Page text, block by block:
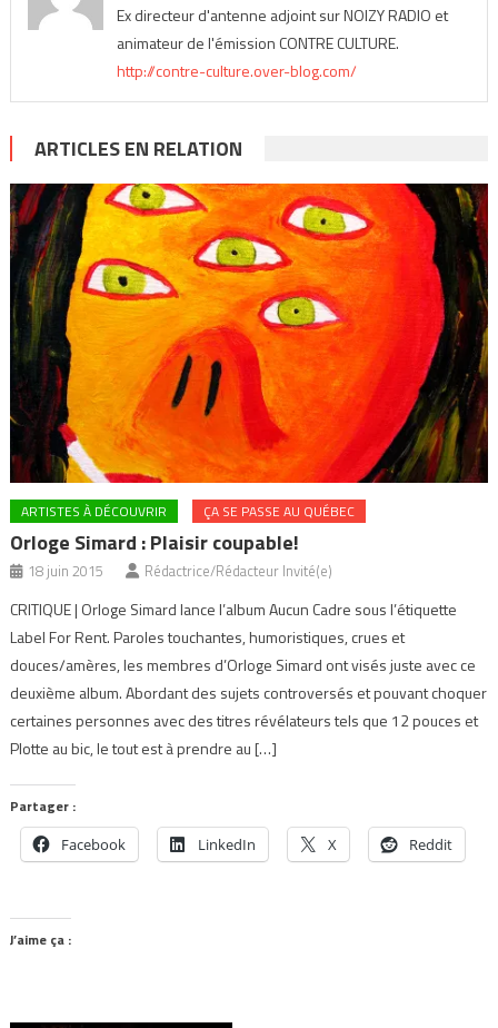
Ex directeur d'antenne adjoint sur NOIZY RADIO et
animateur de l'émission CONTRE CULTURE.
http://contre-culture.over-blog.com/
ARTICLES EN RELATION
ARTISTES À DÉCOUVRIR ÇA SE PASSE AU QUÉBEC
Orloge Simard : Plaisir coupable!
18 juin 2015 Rédactrice/Rédacteur Invité(e)
CRITIQUE | Orloge Simard lance l’album Aucun Cadre sous l’étiquette
Label For Rent. Paroles touchantes, humoristiques, crues et
douces/amères, les membres d’Orloge Simard ont visés juste avec ce
deuxième album. Abordant des sujets controversés et pouvant choquer
certaines personnes avec des titres révélateurs tels que 12 pouces et
Plotte au bic, le tout est à prendre au […]
Partager :
Facebook LinkedIn X Reddit
J’aime ça :